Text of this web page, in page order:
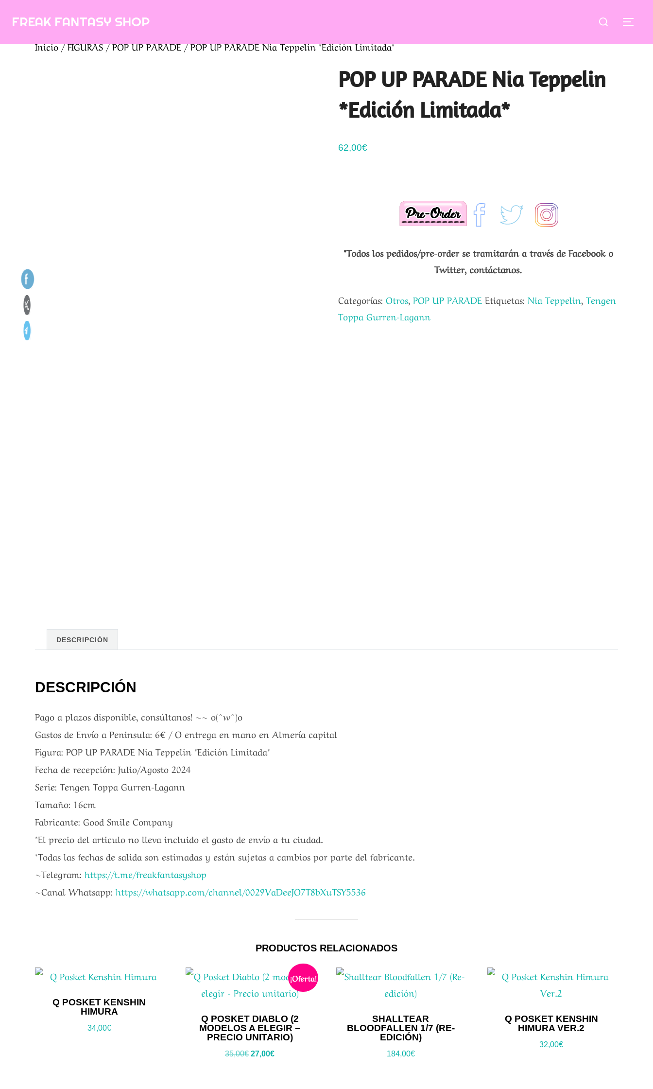
contenido
FREAK FANTASY SHOP Buscar:
Inicio/FIGURAS/POP UP PARADE/ POP UP PARADE Nia Teppelin *Edición Limitada*
POP UP PARADE Nia Teppelin
*Edición Limitada*
62,00€
*Todos los pedidos/pre-order se tramitarán a través de Facebook o
Twitter, contáctanos.
Categorías: Otros, POP UP PARADE Etiquetas: Nia Teppelin, Tengen
Toppa Gurren-Lagann
DESCRIPCIÓN
DESCRIPCIÓN
Pago a plazos disponible, consúltanos! ~~ o(^w^)o
Gastos de Envío a Peninsula: 6€ / O entrega en mano en Almería capital
Figura: POP UP PARADE Nia Teppelin *Edición Limitada*
Fecha de recepción: Julio/Agosto 2024
Serie: Tengen Toppa Gurren-Lagann
Tamaño: 16cm
Fabricante: Good Smile Company
*El precio del articulo no lleva incluido el gasto de envío a tu ciudad.
*Todas las fechas de salida son estimadas y están sujetas a cambios por parte del fabricante.
~Telegram: https://t.me/freakfantasyshop
~Canal Whatsapp: https://whatsapp.com/channel/0029VaDeeJO7T8bXuTSY5536
PRODUCTOS RELACIONADOS
Q POSKET KENSHIN
HIMURA
34,00€
¡Oferta!
Q POSKET DIABLO (2
MODELOS A ELEGIR –
PRECIO UNITARIO)
35,00€El
27,00€El
SHALLTEAR
BLOODFALLEN 1/7 (RE-
EDICIÓN)
184,00€
Q POSKET KENSHIN
HIMURA VER.2
32,00€